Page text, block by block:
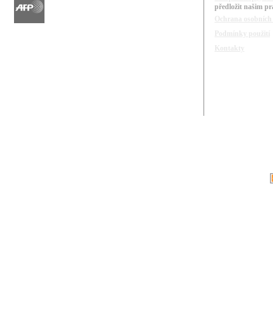
předložit našim